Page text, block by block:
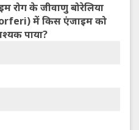
रोग के जीवाणु बोरेलिया
में किस एंजाइम को
पाया?